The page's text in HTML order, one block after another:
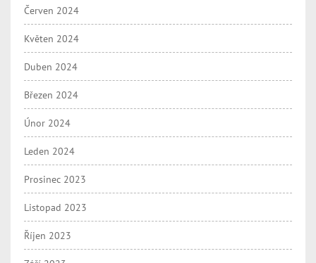
Červen 2024
Květen 2024
Duben 2024
Březen 2024
Únor 2024
Leden 2024
Prosinec 2023
Listopad 2023
Říjen 2023